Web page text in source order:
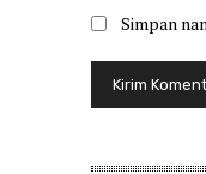
Simpan